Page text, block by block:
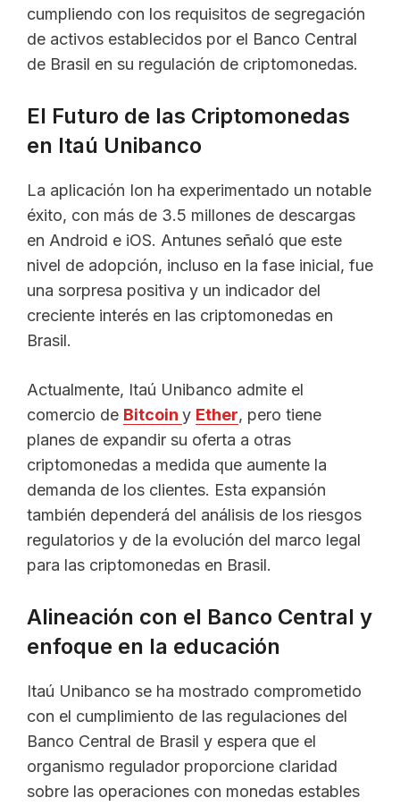
cumpliendo con los requisitos de segregación
de activos establecidos por el Banco Central
de Brasil en su regulación de criptomonedas.
El Futuro de las Criptomonedas
en Itaú Unibanco
La aplicación Ion ha experimentado un notable
éxito, con más de 3.5 millones de descargas
en Android e iOS. Antunes señaló que este
nivel de adopción, incluso en la fase inicial, fue
una sorpresa positiva y un indicador del
creciente interés en las criptomonedas en
Brasil.
Actualmente, Itaú Unibanco admite el
comercio de Bitcoin y Ether, pero tiene
planes de expandir su oferta a otras
criptomonedas a medida que aumente la
demanda de los clientes. Esta expansión
también dependerá del análisis de los riesgos
regulatorios y de la evolución del marco legal
para las criptomonedas en Brasil.
Alineación con el Banco Central y
enfoque en la educación
Itaú Unibanco se ha mostrado comprometido
con el cumplimiento de las regulaciones del
Banco Central de Brasil y espera que el
organismo regulador proporcione claridad
sobre las operaciones con monedas estables